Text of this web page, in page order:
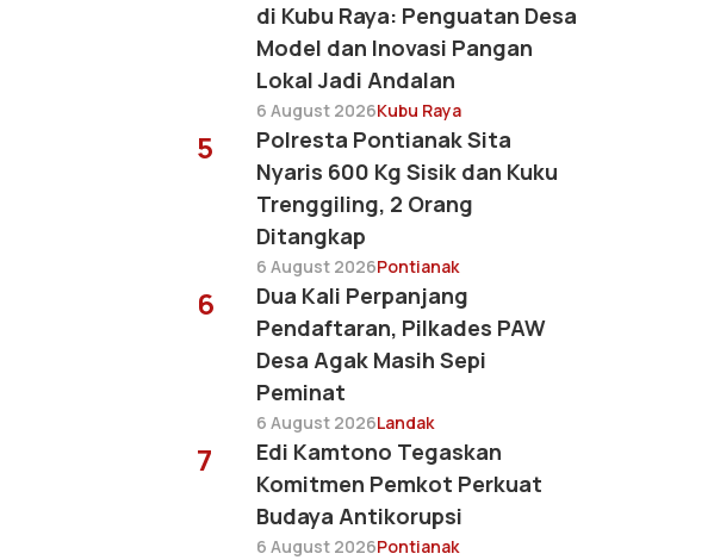
di Kubu Raya: Penguatan Desa
Model dan Inovasi Pangan
Lokal Jadi Andalan
6 August 2026Kubu Raya
5
Polresta Pontianak Sita
Nyaris 600 Kg Sisik dan Kuku
Trenggiling, 2 Orang
Ditangkap
6 August 2026Pontianak
6
Dua Kali Perpanjang
Pendaftaran, Pilkades PAW
Desa Agak Masih Sepi
Peminat
6 August 2026Landak
7
Edi Kamtono Tegaskan
Komitmen Pemkot Perkuat
Budaya Antikorupsi
6 August 2026Pontianak